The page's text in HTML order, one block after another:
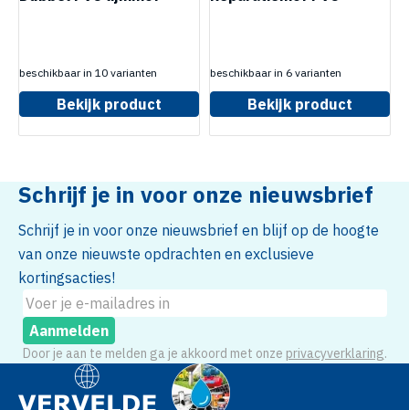
beschikbaar in 10 varianten
Bekijk product
beschikbaar in 6 varianten
Bekijk product
Schrijf je in voor onze nieuwsbrief
Schrijf je in voor onze nieuwsbrief en blijf op de hoogte
van onze nieuwste opdrachten en exclusieve
kortingsacties!
Aanmelden
Door je aan te melden ga je akkoord met onze privacyverklaring.